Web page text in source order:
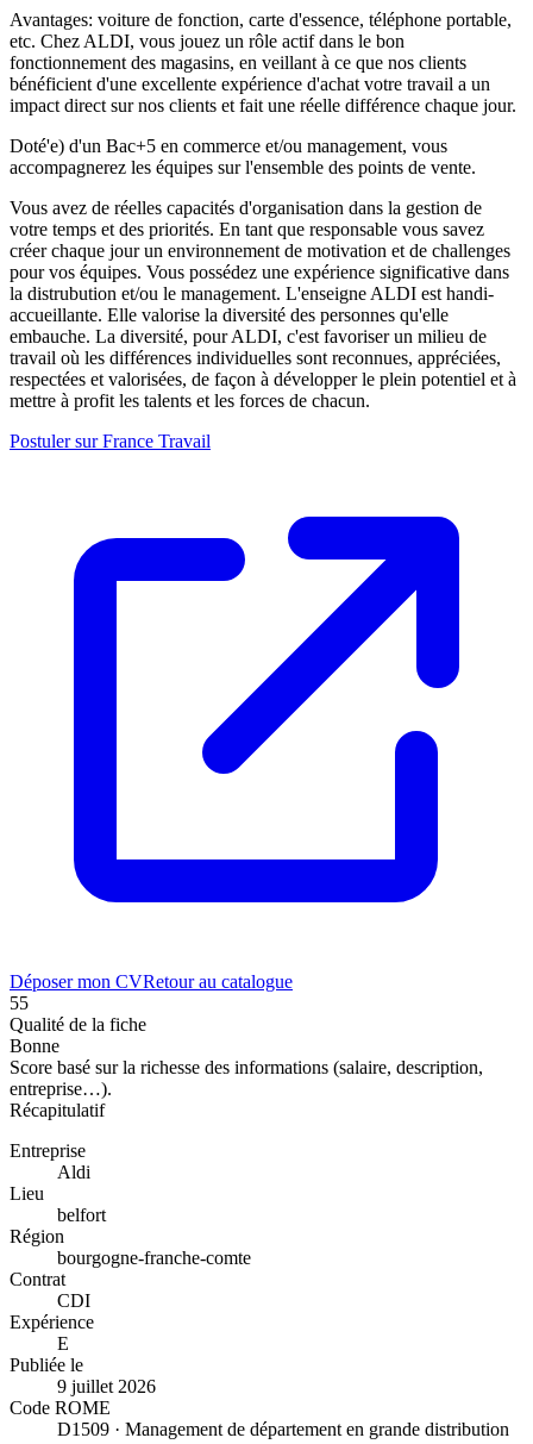
Avantages: voiture de fonction, carte d'essence, téléphone portable,
etc. Chez ALDI, vous jouez un rôle actif dans le bon
fonctionnement des magasins, en veillant à ce que nos clients
bénéficient d'une excellente expérience d'achat votre travail a un
impact direct sur nos clients et fait une réelle différence chaque jour.
Doté'e) d'un Bac+5 en commerce et/ou management, vous
accompagnerez les équipes sur l'ensemble des points de vente.
Vous avez de réelles capacités d'organisation dans la gestion de
votre temps et des priorités. En tant que responsable vous savez
créer chaque jour un environnement de motivation et de challenges
pour vos équipes. Vous possédez une expérience significative dans
la distrubution et/ou le management. L'enseigne ALDI est handi-
accueillante. Elle valorise la diversité des personnes qu'elle
embauche. La diversité, pour ALDI, c'est favoriser un milieu de
travail où les différences individuelles sont reconnues, appréciées,
respectées et valorisées, de façon à développer le plein potentiel et à
mettre à profit les talents et les forces de chacun.
Postuler sur France Travail
Déposer mon CVRetour au catalogue
55
Qualité de la fiche
Bonne
Score basé sur la richesse des informations (salaire, description,
entreprise…).
Récapitulatif
Entreprise
Aldi
Lieu
belfort
Région
bourgogne-franche-comte
Contrat
CDI
Expérience
E
Publiée le
9 juillet 2026
Code ROME
D1509 · Management de département en grande distribution